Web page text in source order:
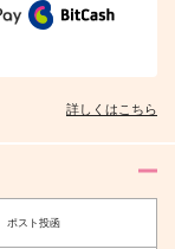
蒼ゐ屋
山田利吉×土井半助
サンプル
詳しくはこちら
ポスト投函